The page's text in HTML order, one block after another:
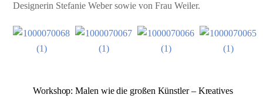
Designerin Stefanie Weber sowie von Frau Weiler.
Workshop: Malen wie die großen Künstler – Kreatives